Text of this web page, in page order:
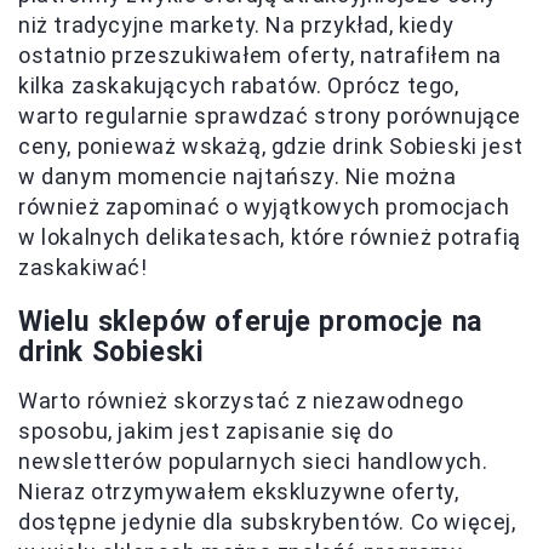
niż tradycyjne markety. Na przykład, kiedy
ostatnio przeszukiwałem oferty, natrafiłem na
kilka zaskakujących rabatów. Oprócz tego,
warto regularnie sprawdzać strony porównujące
ceny, ponieważ wskażą, gdzie drink Sobieski jest
w danym momencie najtańszy. Nie można
również zapominać o wyjątkowych promocjach
w lokalnych delikatesach, które również potrafią
zaskakiwać!
Wielu sklepów oferuje promocje na
drink Sobieski
Warto również skorzystać z niezawodnego
sposobu, jakim jest zapisanie się do
newsletterów popularnych sieci handlowych.
Nieraz otrzymywałem ekskluzywne oferty,
dostępne jedynie dla subskrybentów. Co więcej,